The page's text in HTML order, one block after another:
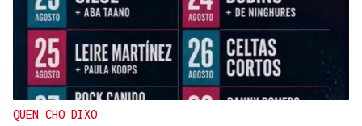
QUEN CHO DIXO